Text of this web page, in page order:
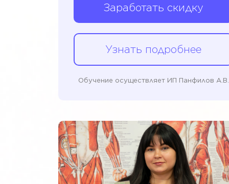
Заработать скидку
Узнать подробнее
Обучение осуществляет ИП Панфилов А.В.